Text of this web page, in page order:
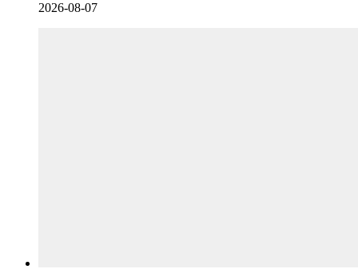
2026-08-07